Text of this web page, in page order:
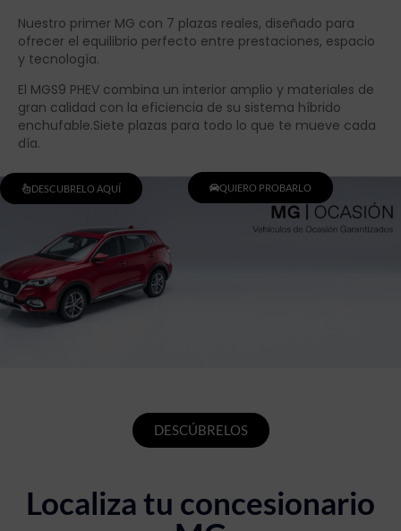
DESCUBRELO AQUÍ QUIERO PROBARLO
Nuestro primer MG con 7 plazas reales, diseñado para
ofrecer el equilibrio perfecto entre prestaciones, espacio
y tecnología.
El MGS9 PHEV combina un interior amplio y materiales de
gran calidad con la eficiencia de su sistema híbrido
enchufable.Siete plazas para todo lo que te mueve cada
día.
DESCÚBRELOS
Localiza tu concesionario